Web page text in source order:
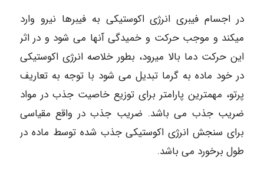
در اجسام فیبری انرژی اکوستیکی به فیبرها نیرو وارد
میکند و موجب حرکت و خمیدگی آنها می شود و در اثر
این حرکت دما بالا میرود، بطور خلاصه انرژی اکوستیکی
در خود ماده به گرما تبدیل می شود با توجه به تعاریف
پرتو، مهمترین پارامتر برای توزیع خاصیت جذب در مواد
ضریب جذب می باشد. ضریب جذب در واقع مقیاسی
برای سنجش انرژی اکوستیکی جذب شده توسط ماده در
طول برخورد می باشد.